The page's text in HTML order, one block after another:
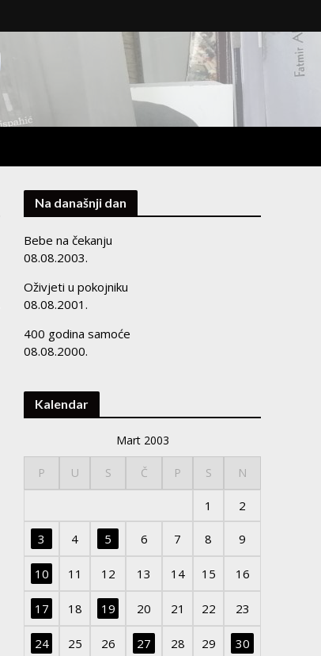
Na današnji dan
Bebe na čekanju
08.08.2003.
Oživjeti u pokojniku
08.08.2001.
400 godina samoće
08.08.2000.
Kalendar
Mart 2003
P U S Č P S N
1 2
3 4 5 6 7 8 9
10 11 12 13 14 15 16
17 18 19 20 21 22 23
24 25 26 27 28 29 30